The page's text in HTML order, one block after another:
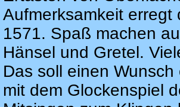
Aufmerksamkeit erregt
1571. Spaß machen
Hänsel und Gretel.
Das soll einen
mit dem Glockenspiel